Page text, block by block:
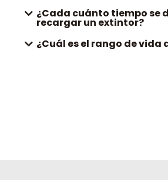
¿Cada cuánto tiempo se
recargar un extintor?
¿Cuál es el rango de vida